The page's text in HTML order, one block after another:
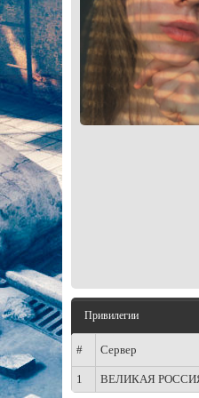
Привилегии
# Сервер
1 ВЕЛИКАЯ РОССИЯ